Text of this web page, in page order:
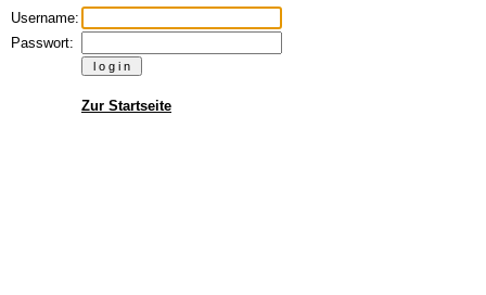
Username:
Passwort:
Zur Startseite